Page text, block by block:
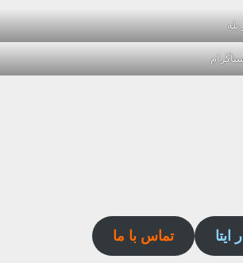
بله
ایتا تماس با ما